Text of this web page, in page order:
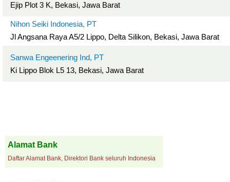
Ejip Plot 3 K, Bekasi, Jawa Barat
Nihon Seiki Indonesia, PT
Jl Angsana Raya A5/2 Lippo, Delta Silikon, Bekasi, Jawa Barat
Sanwa Engeenering Ind, PT
Ki Lippo Blok L5 13, Bekasi, Jawa Barat
Alamat Bank
Daftar Alamat Bank, Direktori Bank seluruh Indonesia